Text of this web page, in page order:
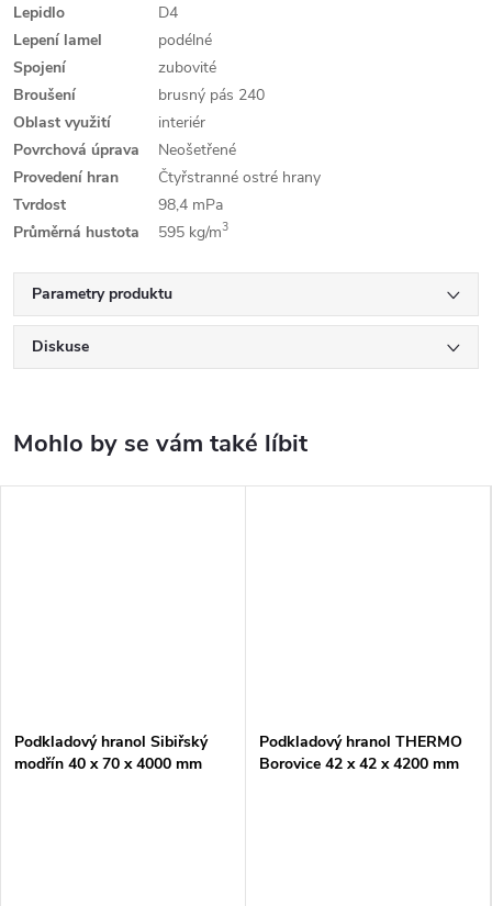
Lepidlo
D4
Lepení lamel
podélné
Spojení
zubovité
Broušení
brusný pás 240
Oblast využití
interiér
Povrchová úprava
Neošetřené
Provedení hran
Čtyřstranné ostré hrany
Tvrdost
98,4 mPa
Průměrná hustota
595 kg/m3
Parametry produktu
Diskuse
Podkladový hranol Sibiřský
modřín 40 x 70 x 4000 mm
Podkladový hranol THERMO
Borovice 42 x 42 x 4200 mm